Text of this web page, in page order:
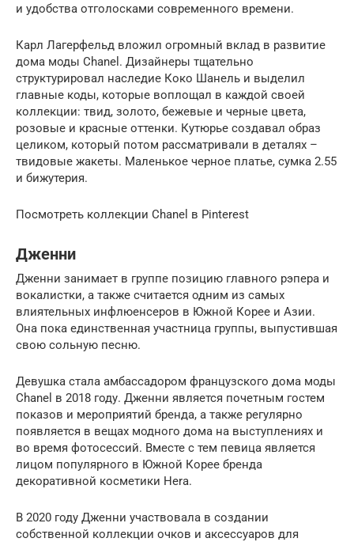
и удобства отголосками современного времени.
Карл Лагерфельд вложил огромный вклад в развитие
дома моды Chanel. Дизайнеры тщательно
структурировал наследие Коко Шанель и выделил
главные коды, которые воплощал в каждой своей
коллекции: твид, золото, бежевые и черные цвета,
розовые и красные оттенки. Кутюрье создавал образ
целиком, который потом рассматривали в деталях –
твидовые жакеты. Маленькое черное платье, сумка 2.55
и бижутерия.
Посмотреть коллекции Chanel в Pinterest
Дженни
Дженни занимает в группе позицию главного рэпера и
вокалистки, а также считается одним из самых
влиятельных инфлюенсеров в Южной Корее и Азии.
Она пока единственная участница группы, выпустившая
свою сольную песню.
Девушка стала амбассадором французского дома моды
Chanel в 2018 году. Дженни является почетным гостем
показов и мероприятий бренда, а также регулярно
появляется в вещах модного дома на выступлениях и
во время фотосессий. Вместе с тем певица является
лицом популярного в Южной Корее бренда
декоративной косметики Hera.
В 2020 году Дженни участвовала в создании
собственной коллекции очков и аксессуаров для